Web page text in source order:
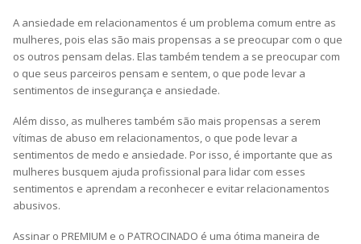
A ansiedade em relacionamentos é um problema comum entre as
mulheres, pois elas são mais propensas a se preocupar com o que
os outros pensam delas. Elas também tendem a se preocupar com
o que seus parceiros pensam e sentem, o que pode levar a
sentimentos de insegurança e ansiedade.
Além disso, as mulheres também são mais propensas a serem
vítimas de abuso em relacionamentos, o que pode levar a
sentimentos de medo e ansiedade. Por isso, é importante que as
mulheres busquem ajuda profissional para lidar com esses
sentimentos e aprendam a reconhecer e evitar relacionamentos
abusivos.
Assinar o PREMIUM e o PATROCINADO é uma ótima maneira de